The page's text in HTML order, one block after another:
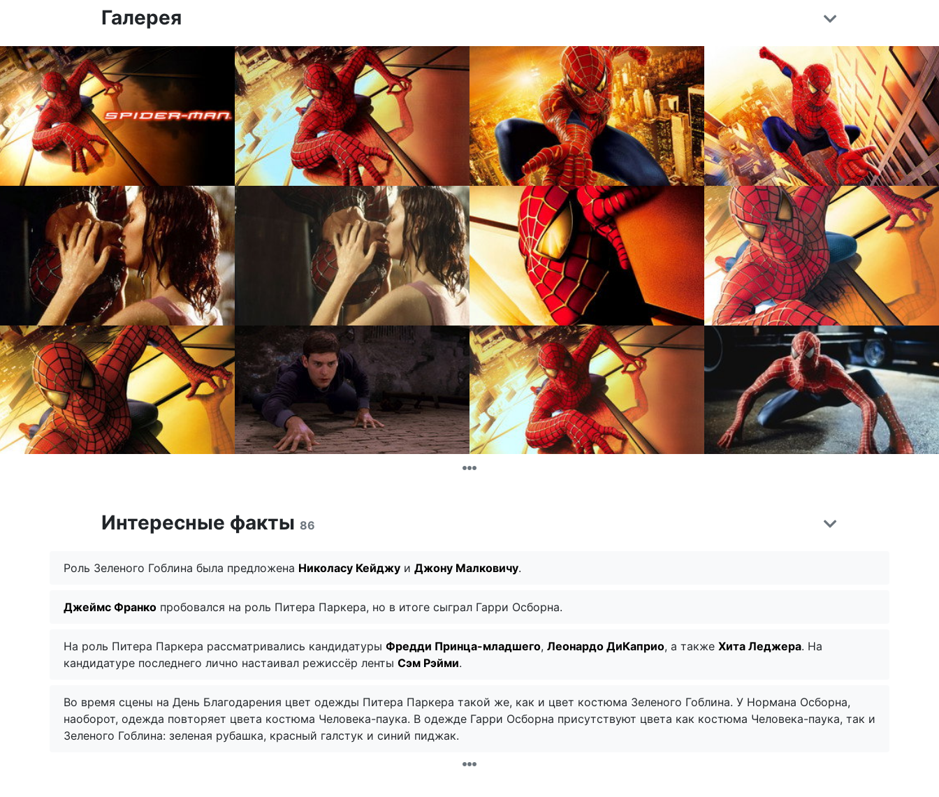
Галерея
Интересные факты 86
Роль Зеленого Гоблина была предложена Николасу Кейджу и Джону Малковичу.
Джеймс Франко пробовался на роль Питера Паркера, но в итоге сыграл Гарри Осборна.
На роль Питера Паркера рассматривались кандидатуры Фредди Принца-младшего, Леонардо ДиКаприо, а также Хита Леджера. На
кандидатуре последнего лично настаивал режиссёр ленты Сэм Рэйми.
Во время сцены на День Благодарения цвет одежды Питера Паркера такой же, как и цвет костюма Зеленого Гоблина. У Нормана Осборна,
наоборот, одежда повторяет цвета костюма Человека-паука. В одежде Гарри Осборна присутствуют цвета как костюма Человека-паука, так и
Зеленого Гоблина: зеленая рубашка, красный галстук и синий пиджак.